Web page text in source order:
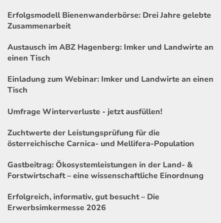
Erfolgsmodell Bienenwanderbörse: Drei Jahre gelebte
Zusammenarbeit
Austausch im ABZ Hagenberg: Imker und Landwirte an
einen Tisch
Einladung zum Webinar: Imker und Landwirte an einen
Tisch
Umfrage Winterverluste - jetzt ausfüllen!
Zuchtwerte der Leistungsprüfung für die
österreichische Carnica- und Mellifera-Population
Gastbeitrag: Ökosystemleistungen in der Land- &
Forstwirtschaft – eine wissenschaftliche Einordnung
Erfolgreich, informativ, gut besucht – Die
Erwerbsimkermesse 2026